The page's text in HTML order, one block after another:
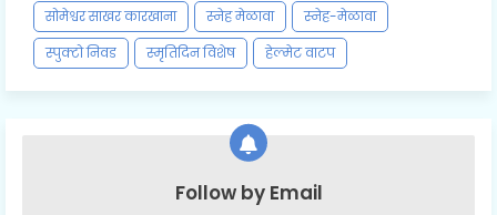
सोमेश्वर साखर कारखाना
स्नेह मेळावा
स्नेह-मेळावा
स्पुक्टो निवड
स्मृतिदिन विशेष हेल्मेट वाटप
Follow by Email